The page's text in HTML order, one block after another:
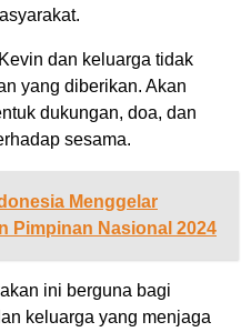
dan keluarga tidak
yang diberikan. Akan
dukungan, doa, dan
sesama.
Menggelar
Pimpinan Nasional 2024
ini berguna bagi
keluarga yang menjaga